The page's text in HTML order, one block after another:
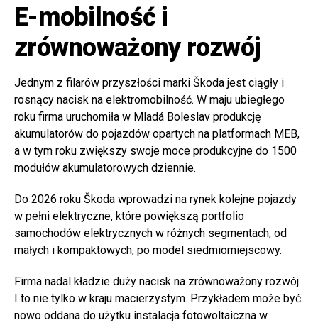
E-mobilność i
zrównoważony rozwój
Jednym z filarów przyszłości marki Škoda jest ciągły i
rosnący nacisk na elektromobilność. W maju ubiegłego
roku firma uruchomiła w Mladá Boleslav produkcję
akumulatorów do pojazdów opartych na platformach MEB,
a w tym roku zwiększy swoje moce produkcyjne do 1500
modułów akumulatorowych dziennie.
Do 2026 roku Škoda wprowadzi na rynek kolejne pojazdy
w pełni elektryczne, które powiększą portfolio
samochodów elektrycznych w różnych segmentach, od
małych i kompaktowych, po model siedmiomiejscowy.
Firma nadal kładzie duży nacisk na zrównoważony rozwój.
I to nie tylko w kraju macierzystym. Przykładem może być
nowo oddana do użytku instalacja fotowoltaiczna w